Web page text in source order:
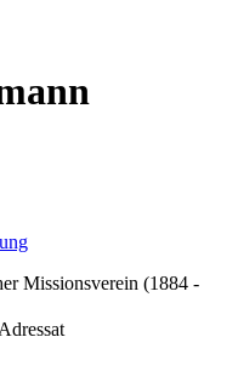
Missionsverein (1884 -